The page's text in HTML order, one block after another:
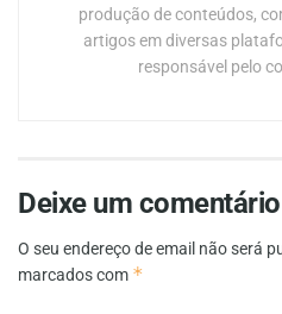
produção de conteúdos,
artigos em diversas
responsável pelo
Deixe um comentário
O seu endereço de email não será
marcados com *